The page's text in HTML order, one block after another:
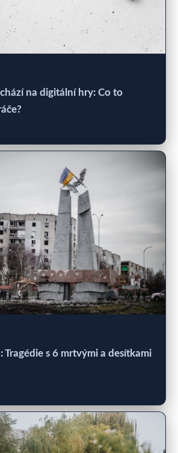
na digitální hry: Co to
s 6 mrtvými a desítkami